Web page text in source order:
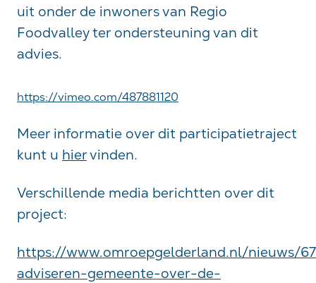
uit onder de inwoners van Regio
Foodvalley ter ondersteuning van dit
advies.
https://vimeo.com/487881120
Meer informatie over dit participatietraject
kunt u hiervinden.
Verschillende media berichtten over dit
project:
https://www.omroepgelderland.nl/nieuws/
adviseren-gemeente-over-de-